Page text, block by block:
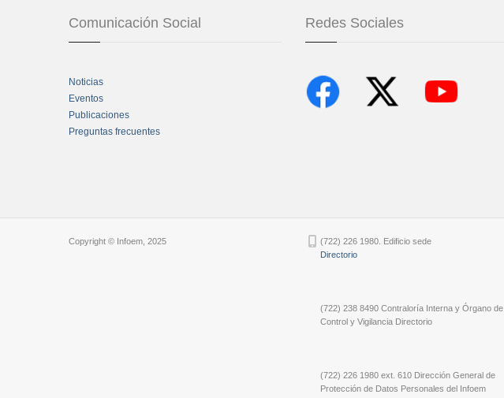
Comunicación Social
Noticias
Eventos
Publicaciones
Preguntas frecuentes
Redes Sociales
Copyright © Infoem, 2025
(722) 226 1980. Edificio sede
Directorio
(722) 238 8490 Contraloría Interna y Órgano de
Control y Vigilancia Directorio
(722) 226 1980 ext. 610 Dirección General de
Protección de Datos Personales del Infoem